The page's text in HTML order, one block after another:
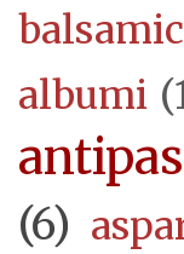
albumi
(6)